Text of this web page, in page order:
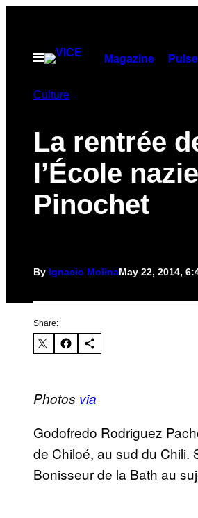
contentOpen
Magazine Pulse
Culture
La rentrée
l’École
Pinochet
By Ignacio MolinaMay 22, 2014,
Share:
Photos via
Godofredo Rodriguez
de Chiloé, au sud du Chili.
Bonisseur de la Bath au